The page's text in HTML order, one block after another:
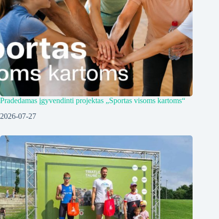
Pradedamas įgyvendinti projektas „Sportas visoms kartoms“
2026-07-27